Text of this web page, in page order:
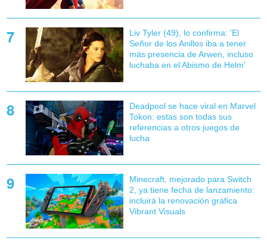
Liv Tyler (49), lo confirma: 'El
Señor de los Anillos iba a tener
más presencia de Arwen, incluso
luchaba en el Abismo de Helm'
Deadpool se hace viral en Marvel
Tokon: estas son todas sus
referencias a otros juegos de
lucha
Minecraft, mejorado para Switch
2, ya tiene fecha de lanzamiento:
incluirá la renovación gráfica
Vibrant Visuals